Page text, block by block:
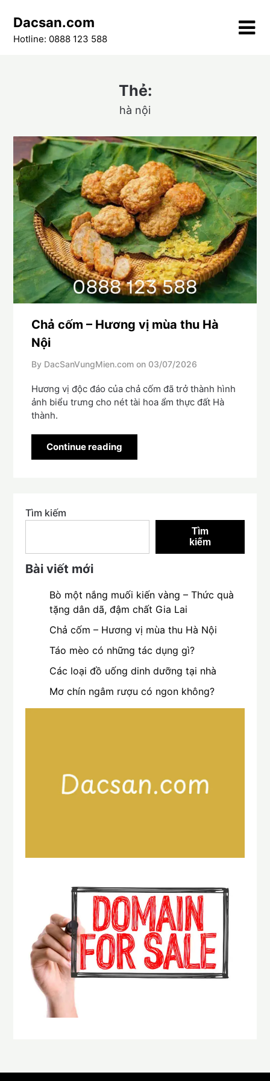
content
Dacsan.com
Hotline: 0888 123 588
Thẻ:
hà nội
Chả cốm – Hương vị mùa thu Hà
Nội
By DacSanVungMien.com on 03/07/2026
Hương vị độc đáo của chả cốm đã trở thành hình
ảnh biểu trưng cho nét tài hoa ẩm thực đất Hà
thành.
Continue reading
Tìm kiếm
Tìm
kiếm
Bài viết mới
Bò một nắng muối kiến vàng – Thức quà
tặng dân dã, đậm chất Gia Lai
Chả cốm – Hương vị mùa thu Hà Nội
Táo mèo có những tác dụng gì?
Các loại đồ uống dinh dưỡng tại nhà
Mơ chín ngâm rượu có ngon không?